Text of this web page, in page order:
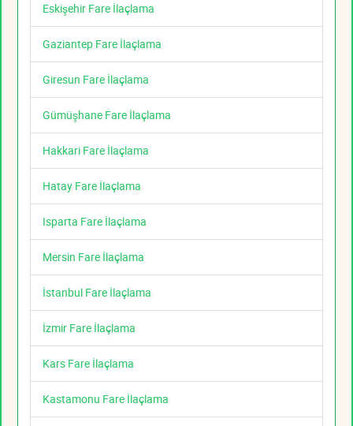
Eskişehir Fare İlaçlama
Gaziantep Fare İlaçlama
Giresun Fare İlaçlama
Gümüşhane Fare İlaçlama
Hakkari Fare İlaçlama
Hatay Fare İlaçlama
Isparta Fare İlaçlama
Mersin Fare İlaçlama
İstanbul Fare İlaçlama
İzmir Fare İlaçlama
Kars Fare İlaçlama
Kastamonu Fare İlaçlama